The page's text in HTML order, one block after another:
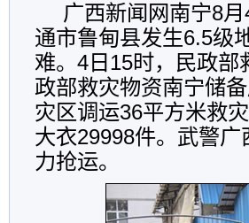
广西新闻网南宁8
通市鲁甸县发生6.5级
难。4日15时，民政
政部救灾物资南宁储
灾区调运36平方米救
大衣29998件。武警
力抢运。